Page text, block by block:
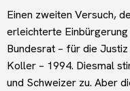
Einen zweiten Versuch,
erleichterte
Bundesrat – für die
Koller – 1994. Diesmal
und Schweizer zu. Aber